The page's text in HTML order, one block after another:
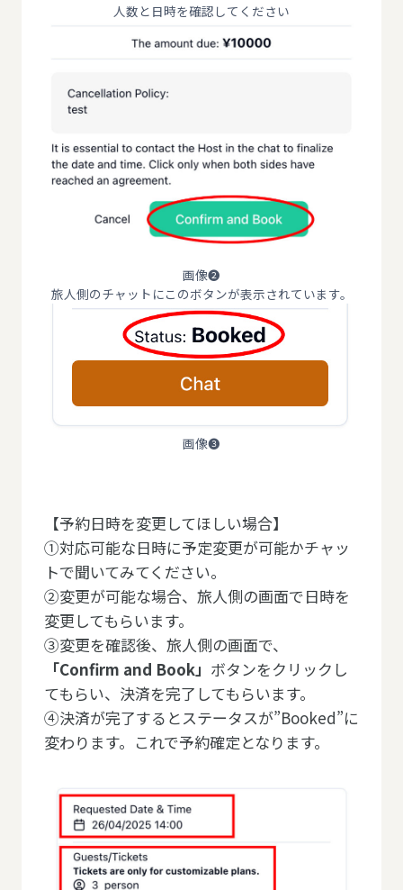
人数と日時を確認してください
画像❷
旅人側のチャットにこのボタンが表示されています。
画像❸
【予約日時を変更してほしい場合】
①対応可能な日時に予定変更が可能かチャッ
トで聞いてみてください。
②変更が可能な場合、旅人側の画面で日時を
変更してもらいます。
③変更を確認後、旅人側の画面で、
「Confirm and Book」 ボタンをクリックし
てもらい、決済を完了してもらいます。
④決済が完了するとステータスが”Booked”に
変わります。これで予約確定となります。